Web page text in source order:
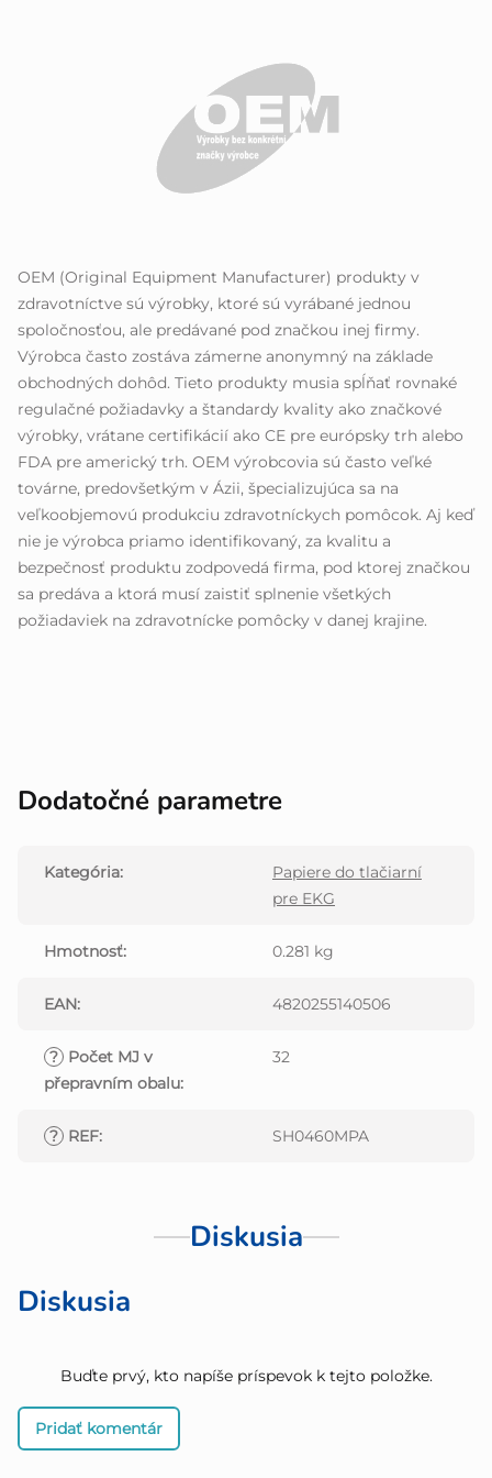
OEM (Original Equipment Manufacturer) produkty v
zdravotníctve sú výrobky, ktoré sú vyrábané jednou
spoločnosťou, ale predávané pod značkou inej firmy.
Výrobca často zostáva zámerne anonymný na základe
obchodných dohôd. Tieto produkty musia spĺňať rovnaké
regulačné požiadavky a štandardy kvality ako značkové
výrobky, vrátane certifikácií ako CE pre európsky trh alebo
FDA pre americký trh. OEM výrobcovia sú často veľké
továrne, predovšetkým v Ázii, špecializujúca sa na
veľkoobjemovú produkciu zdravotníckych pomôcok. Aj keď
nie je výrobca priamo identifikovaný, za kvalitu a
bezpečnosť produktu zodpovedá firma, pod ktorej značkou
sa predáva a ktorá musí zaistiť splnenie všetkých
požiadaviek na zdravotnícke pomôcky v danej krajine.
Dodatočné parametre
Kategória:
Papiere do tlačiarní
pre EKG
Hmotnosť: 0.281 kg
EAN: 4820255140506
? Počet MJ v
přepravním obalu:
32
? REF: SH0460MPA
Diskusia
Diskusia
Buďte prvý, kto napíše príspevok k tejto položke.
Pridať komentár